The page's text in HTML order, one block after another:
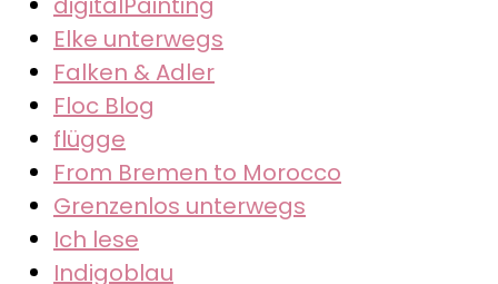
Elke unterwegs
Falken & Adler
Floc Blog
flügge
From Bremen to Morocco
Grenzenlos unterwegs
Ich lese
Indigoblau